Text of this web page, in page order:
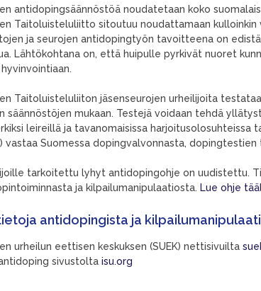
antidopingsäännöstöä noudatetaan koko
Taitoluisteluliitto sitoutuu noudattamaan kulloinkin
ja seurojen antidopingtyön tavoitteena on
Lähtökohtana on, että huipulle pyrkivät nuoret
Taitoluisteluliiton jäsenseurojen urheilijoita
säännöstöjen mukaan. Testejä voidaan tehdä
leireillä ja tavanomaisissa harjoitusolosuhteissa
vastaa Suomessa dopingvalvonnasta,
tarkoitettu lyhyt antidopingohje on uudistettu.
ja kilpailumanipulaatiosta. Lue ohje
antidopingista ja
urheilun eettisen keskuksen (SUEK) nettisivuilta
antidoping sivustolta isu.org